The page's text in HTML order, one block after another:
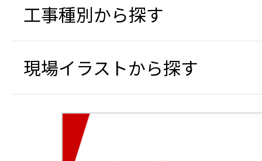
工事種別から探す
現場イラストから探す